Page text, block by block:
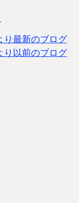
り最新のブログ
り以前のブログ